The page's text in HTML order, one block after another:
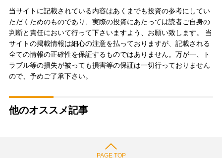
当サイトに記載されている内容はあくまでも投資の参考にしてい
ただくためのものであり、実際の投資にあたっては読者ご自身の
判断と責任において行って下さいますよう、お願い致します。 当
サイトの掲載情報は細心の注意を払っておりますが、記載される
全ての情報の正確性を保証するものではありません。万が一、ト
ラブル等の損失が被っても損害等の保証は一切行っておりません
ので、予めご了承下さい。
他のオススメ記事
PAGE TOP